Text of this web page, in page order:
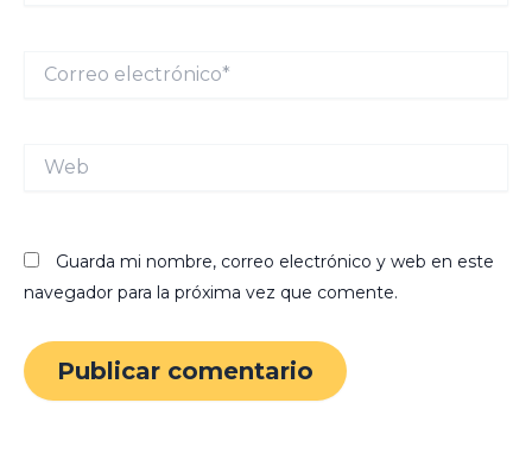
electrónico*
Guarda mi nombre, correo electrónico y web en este
navegador para la próxima vez que comente.